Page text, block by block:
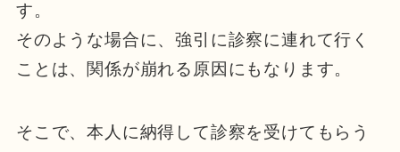
す。
そのような場合に、強引に診察に連れて行く
ことは、関係が崩れる原因にもなります。
そこで、本人に納得して診察を受けてもらう